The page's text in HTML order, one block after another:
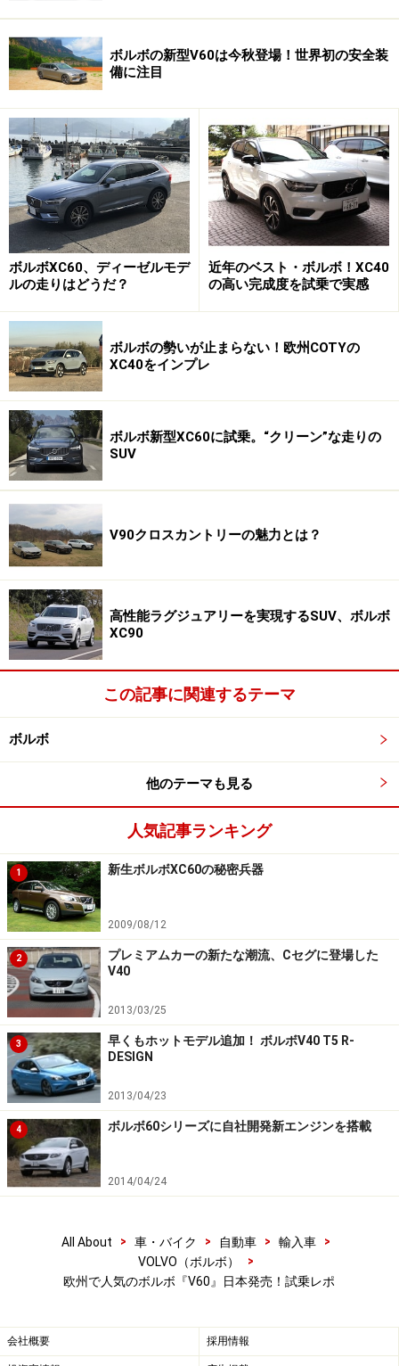
それでいて、価格は3シリーズやCクラスに限りなく近
い。BMWやベンツが持つ強いブランド力に対して、ボル
ボはコストパフォーマンスと圧倒的な安全性能でやっつ
けようという作戦なんだろう。実際、日本で発表された
価格を見ると、後述する安全装備が全て標準装備され
499万円（Momentum）からのスタート。
ベンツ C200ステーションワゴンが576万円。BMW 320i
ツーリングで582万円。V60なら豪華装備の
『Inscription』も599万円といった具合。
ちなみに、V60に搭載されるエンジンは254馬力の
2000ccターボで、320iの190馬力2000ccターボより圧倒
的にパワフルだ。スペック面で明確に勝る。
ゆとりあるラゲッジスペース
早速試乗してみた。実車を見るとスタイリッシュでいな
がら実用的。最近、ステーションワゴンはラゲッジスペ
ースが小さくなる傾向にあるが、V60のリアハッチゲー
トはかなり直立した角度を持ち、見てわかるように相当
広い。海外旅行用の大型トランク4つと手荷物4つくらい
なら余裕で入る。
ボルボ『V60』。ラゲッジスペースの容量はクラストップを
ボルボ『V60』
それでいて、オーソドックスなワイド＆ローのシルエッ
トを持つ。人気モデルだったベンツ Eクラスワゴンや、
ボルボ V70のイメージだ。やはりステーションワゴン
は、それらしいスタイルが好ましいと思う。うれしいこ
とに全幅を1850mm（先代比-15mm）に抑えており、同
じクラスの日本車と同等レベル。
ボルボ『V60』。日本市場に合わせて全幅は1850mmに、全
長を先代より125mm拡大、全高は45mm低く下げた
ボルボ『V60』
ボルボ『V60』
予想以上にパワフルな走り出し
ボルボの新型V60は今秋登場！世界初の安全装
備に注目
ボルボXC60、ディーゼルモデ
ルの走りはどうだ？
近年のベスト・ボルボ！XC40
の高い完成度を試乗で実感
ボルボの勢いが止まらない！欧州COTYの
XC40をインプレ
ボルボ新型XC60に試乗。“クリーン”な走りの
SUV
V90クロスカントリーの魅力とは？
高性能ラグジュアリーを実現するSUV、ボルボ
XC90
この記事に関連するテーマ
ボルボ
他のテーマも見る
人気記事ランキング
1 新生ボルボXC60の秘密兵器
2009/08/12
2
プレミアムカーの新たな潮流、Cセグに登場した
V40
2013/03/25
3
早くもホットモデル追加！ ボルボV40 T5 R-
DESIGN
2013/04/23
4 ボルボ60シリーズに自社開発新エンジンを搭載
2014/04/24
All About > 車・バイク > 自動車 > 輸入車
>
VOLVO（ボルボ）
>
欧州で人気のボルボ『V60』日本発売！試乗レポ
会社概要 採用情報